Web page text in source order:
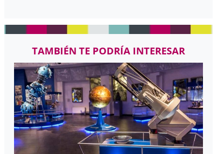
TAMBIÉN TE PODRÍA INTERESAR